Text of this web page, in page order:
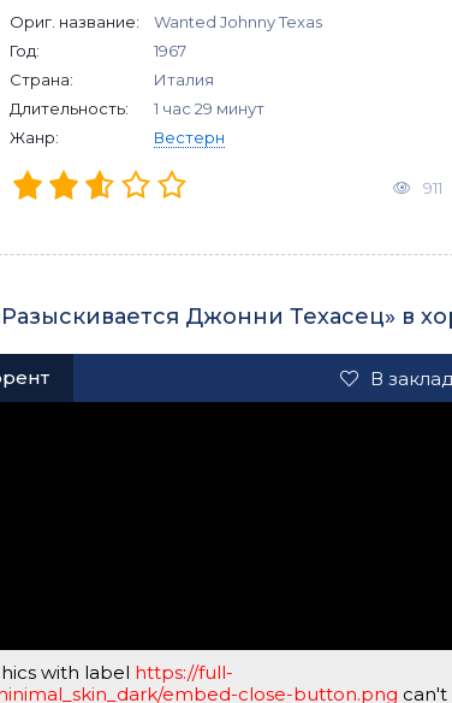
Ориг. название:
Wanted Johnny Texas
Год:
1967
Страна:
Италия
Длительность:
1 час 29 минут
Жанр:
Вестерн
911
Джонни Техасец» в
В
with label https://full-
embed-close-button.png can't